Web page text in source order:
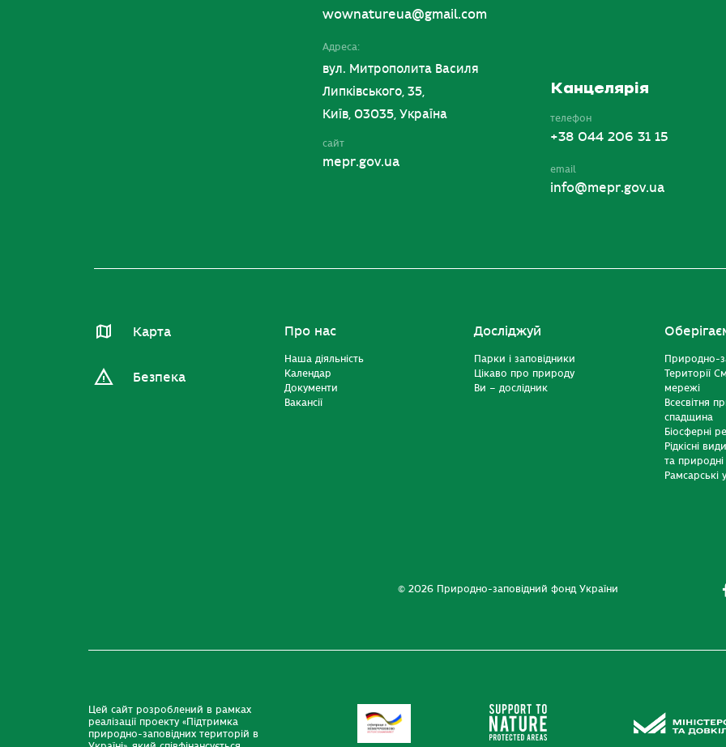
wownatureua@gmail.com
Адреса:
вул. Митрополита Василя
Липківського, 35,
Київ, 03035, Україна
сайт
mepr.gov.ua
Канцелярія
телефон
+38 044 206 31 15
email
info@mepr.gov.ua
Карта
Безпека
Про нас
Наша діяльність
Календар
Документи
Вакансії
Досліджуй
Парки і заповідники
Цікаво про природу
Ви – дослідник
Природно-
Території
мережі
Всесвітня
спадщина
Біосферні
Рідкісні
та
Рамсарські
© 2026 Природно-заповідний фонд України
Цей сайт розроблений в рамках
реалізації проекту «Підтримка
природно-заповідних територій в